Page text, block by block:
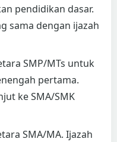
pendidikan dasar.
sama dengan ijazah
SMP/MTs untuk
pertama.
ke SMA/SMK
SMA/MA. Ijazah